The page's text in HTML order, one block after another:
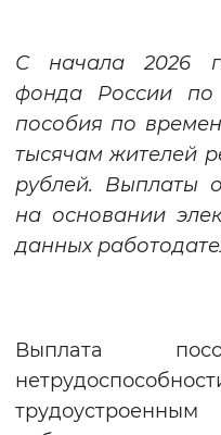
Монохромный
Воспроизвести
С начала 2026
фонда России по
пособия по
тысячам жителей
рублей. Выплаты
на основании
данных
Выплата